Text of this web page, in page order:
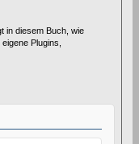
in diesem Buch, wie
Plugins,